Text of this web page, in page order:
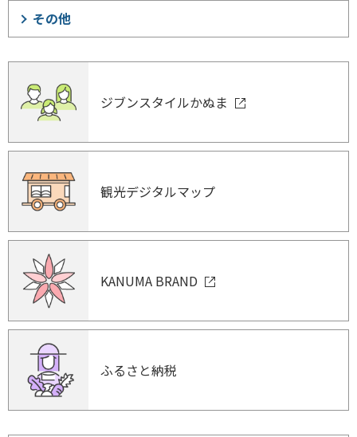
その他
ジブンスタイルかぬま
観光デジタルマップ
KANUMA BRAND
ふるさと納税